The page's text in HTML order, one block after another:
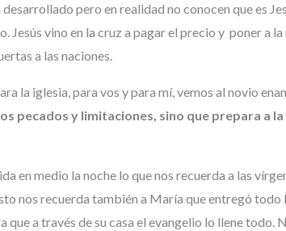
pero en realidad no conocen que es
vino en la cruz a pagar el precio y poner a
a las naciones.
la iglesia, para vos y para mí, vemos al novio
pecados y limitaciones, sino que prepara a la
en medio la noche lo que nos recuerda a las
nos recuerda también a María que entregó
a través de su casa el evangelio lo llene todo.